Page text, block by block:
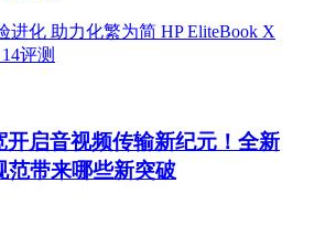
开启音视频传输新纪元！全新
范带来哪些新突破